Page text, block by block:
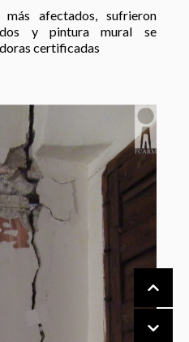
afectados, sufrieron
y pintura mural se
certificadas